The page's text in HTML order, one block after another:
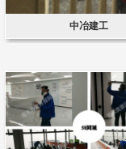
中冶建工